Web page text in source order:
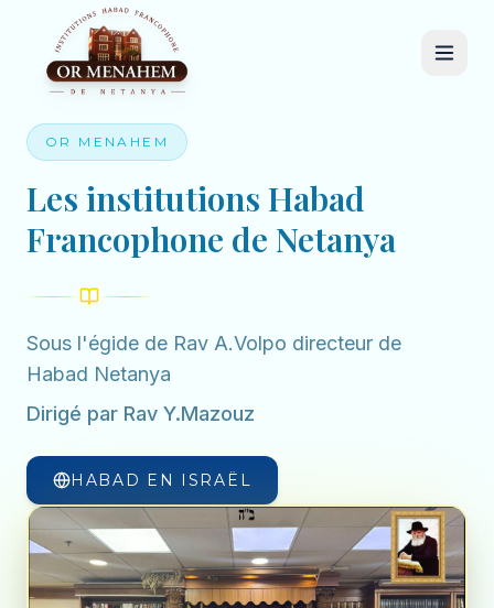
OR MENAHEM
Les institutions Habad
Francophone de Netanya
Sous l'égide de Rav A.Volpo directeur de
Habad Netanya
Dirigé par Rav Y.Mazouz
HABAD EN ISRAËL